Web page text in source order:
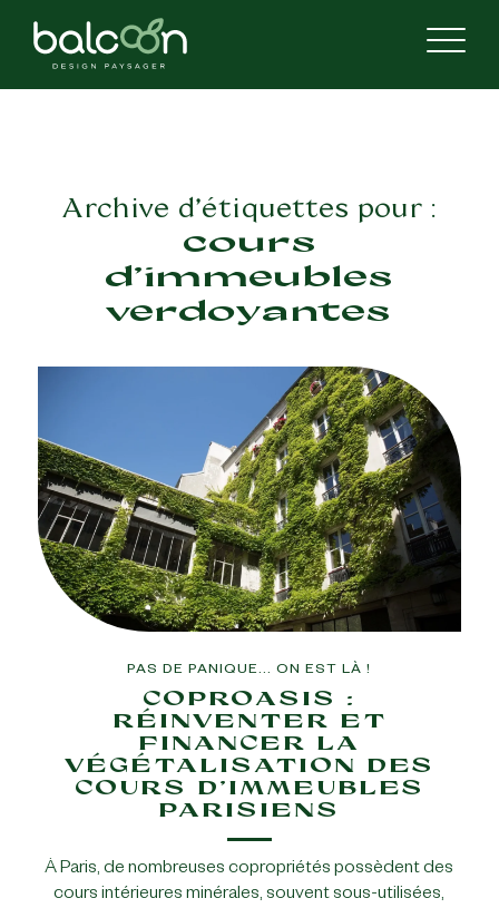
Archive d’étiquettes pour :
cours
d’immeubles
verdoyantes
PAS DE PANIQUE... ON EST LÀ !
COPROASIS :
RÉINVENTER ET
FINANCER LA
VÉGÉTALISATION DES
COURS D’IMMEUBLES
PARISIENS
À Paris, de nombreuses copropriétés possèdent des
cours intérieures minérales, souvent sous-utilisées,